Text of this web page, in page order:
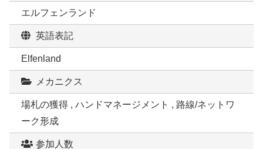
エルフェンランド
英語表記
Elfenland
メカニクス
場札の獲得 , ハンドマネージメント , 路線/ネットワ
ーク形成
参加人数